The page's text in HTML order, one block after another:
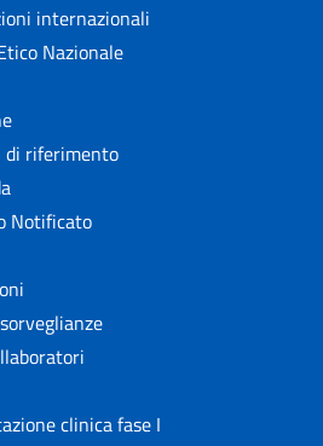
internazionali
Nazionale
di riferimento
Notificato
clinica fase I